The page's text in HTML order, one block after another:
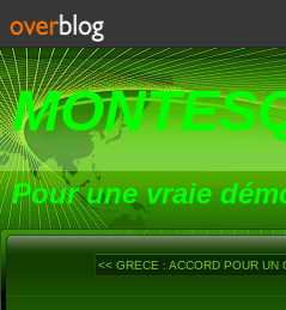
Pour une vraie
<< GRECE : ACCORD POUR UN